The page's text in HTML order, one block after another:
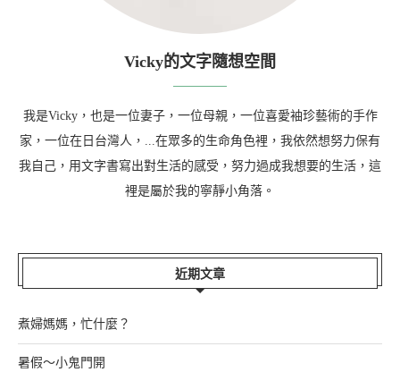
Vicky的文字隨想空間
我是Vicky，也是一位妻子，一位母親，一位喜愛袖珍藝術的手作
家，一位在日台灣人，...在眾多的生命角色裡，我依然想努力保有
我自己，用文字書寫出對生活的感受，努力過成我想要的生活，這
裡是屬於我的寧靜小角落。
近期文章
煮婦媽媽，忙什麼？
暑假～小鬼門開